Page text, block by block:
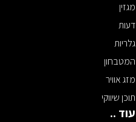
מגזין
דעות
גלריות
המטבחון
מזג אוויר
תוכן שיווקי
עוד ..